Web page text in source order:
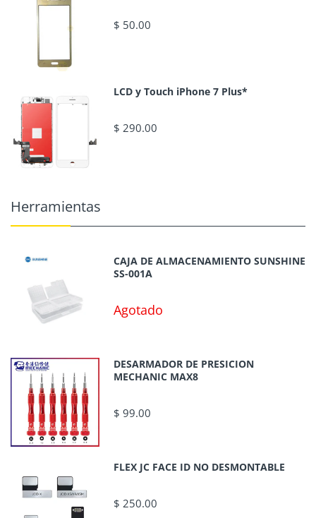
$ 50.00
LCD y Touch iPhone 7 Plus*
$ 290.00
Herramientas
CAJA DE ALMACENAMIENTO SUNSHINE
SS-001A
Agotado
DESARMADOR DE PRESICION
MECHANIC MAX8
$ 99.00
FLEX JC FACE ID NO DESMONTABLE
$ 250.00